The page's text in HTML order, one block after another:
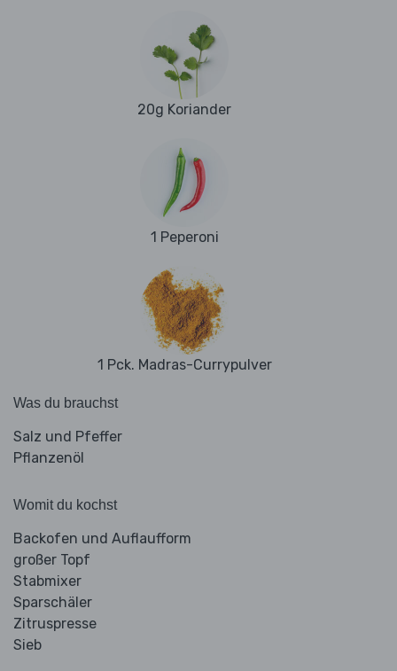
20g Koriander
1 Peperoni
1 Pck. Madras-Currypulver
Was du brauchst
Salz und Pfeffer
Pflanzenöl
Womit du kochst
Backofen und Auflaufform
großer Topf
Stabmixer
Sparschäler
Zitruspresse
Sieb